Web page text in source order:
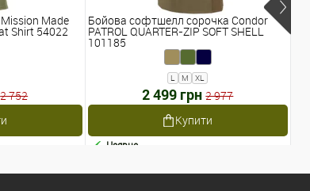
Made
Shirt 54022
2 752
Бойова софтшелл сорочка Condor
PATROL QUARTER-ZIP SOFT SHELL
101185
L M XL
2 499 грн 2 977
Купити
Наявне